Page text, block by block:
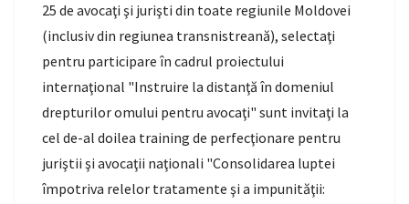
25 de avocaţi şi jurişti din toate regiunile Moldovei
(inclusiv din regiunea transnistreană), selectaţi
pentru participare în cadrul proiectului
internaţional "Instruire la distanţă în domeniul
drepturilor omului pentru avocaţi" sunt invitaţi la
cel de-al doilea training de perfecţionare pentru
juriştii şi avocaţii naţionali "Consolidarea luptei
împotriva relelor tratamente şi a impunităţii: